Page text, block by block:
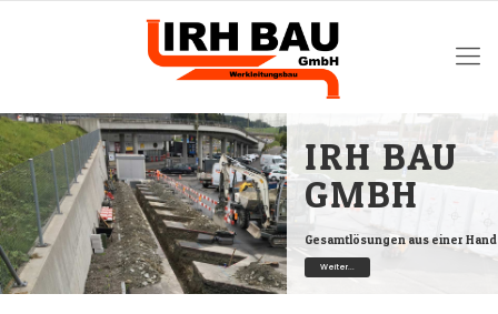
IRH BAU
GMBH
Gesamtlösungen aus einer
Weiter...